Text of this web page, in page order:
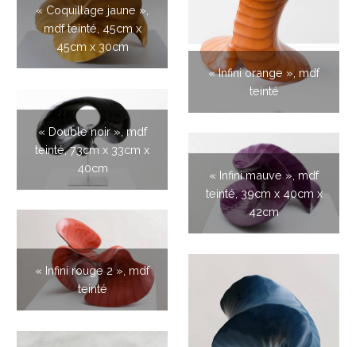
« Infini orange », mdf
teinté
« Coquillage jaune »,
mdf teinté, 45cm x
45cm x 30cm
« Infini mauve », mdf
teinté, 39cm x 40cm x
42cm
« Double noir », mdf
teinté, 73cm x 33cm x
40cm
« Infini rouge 2 », mdf
teinté